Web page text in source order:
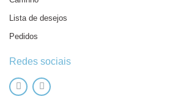
Lista de desejos
Pedidos
Redes sociais